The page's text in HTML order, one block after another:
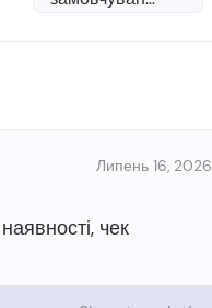
Липень 16, 2026
чек